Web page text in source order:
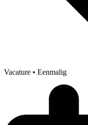
Vacature • Eenmalig